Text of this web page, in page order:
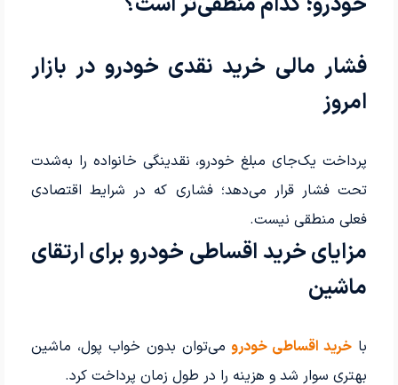
فشار مالی خرید نقدی خودرو در بازار
امروز
پرداخت یک‌جای مبلغ خودرو، نقدینگی خانواده را به‌شدت
تحت فشار قرار می‌دهد؛ فشاری که در شرایط اقتصادی
فعلی منطقی نیست.
مزایای خرید اقساطی خودرو برای ارتقای
ماشین
با خرید اقساطی خودرومی‌توان بدون خواب پول، ماشین
بهتری سوار شد و هزینه را در طول زمان پرداخت کرد.